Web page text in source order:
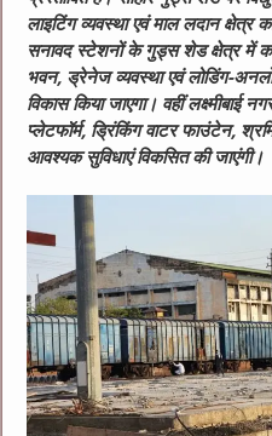
लाइटिंग व्यवस्था एवं माल लदान क्षेत्र
सनावद स्टेशनों के गुड्स शेड क्षेत्र में
भवन, ड्रेनेज व्यवस्था एवं लोडिंग-
विकास किया जाएगा। वहीं
प्लेटफॉर्म, ड्रिंकिंग वाटर फाउंटेन,
आवश्यक सुविधाएं विकसित की जाएंगी।